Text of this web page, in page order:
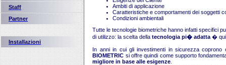
Staff
Partner
Installazioni
Ambiti di applicazione
Caratteristiche e comportamenti dei soggetti
Condizioni ambientali
Tutte le tecnologie biometriche hanno infatti specifici
di utilizzo: la scelta dellatecnologia pi� adatta �
In anni in cui gli investimenti in sicurezza coprono
BIOMETRIC si offre quindi come supporto
migliore in base alle esigenze